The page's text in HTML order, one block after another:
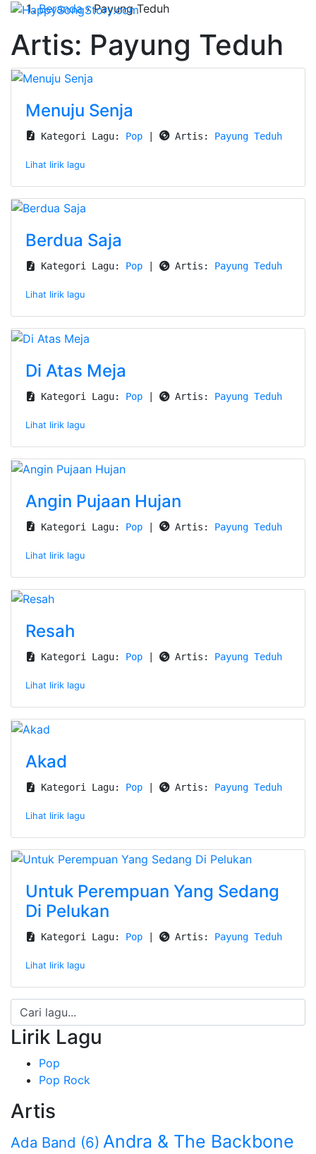
Beranda›Payung Teduh
Artis: Payung Teduh
Menuju Senja
Kategori Lagu: Pop Artis: Payung Teduh
Lihat lirik lagu
Berdua Saja
Kategori Lagu: Pop Artis: Payung Teduh
Lihat lirik lagu
Di Atas Meja
Kategori Lagu: Pop Artis: Payung Teduh
Lihat lirik lagu
Angin Pujaan Hujan
Kategori Lagu: Pop | Artis: Payung Teduh
Lihat lirik lagu
Resah
Kategori Lagu: Pop Artis: Payung Teduh
Lihat lirik lagu
Akad
Kategori Lagu: Pop Artis: Payung Teduh
Lihat lirik lagu
Untuk Perempuan Yang Sedang
Di Pelukan
Kategori Lagu: Pop Artis: Payung Teduh
Lihat lirik lagu
Lirik Lagu
Pop
Pop Rock
Artis
Ada Band (6) Andra & The Backbone